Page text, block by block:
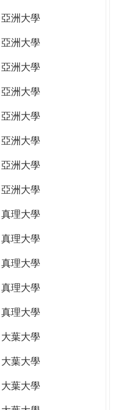
亞洲大學
亞洲大學
亞洲大學
亞洲大學
亞洲大學
亞洲大學
亞洲大學
亞洲大學
真理大學
真理大學
真理大學
真理大學
真理大學
大葉大學
大葉大學
大葉大學